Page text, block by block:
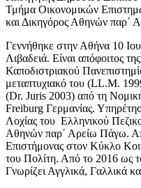
Τμήμα Οικονομικών
και Δικηγόρος Αθηνών παρ΄
Γεννήθηκε στην Αθήνα 10
Λιβαδειά. Είναι απόφοιτος
Καποδιστριακού
μεταπτυχιακό του (LL.M.
(Dr. Juris 2003) από τη
Freiburg Γερμανίας.
Λοχίας του Ελληνικού
Αθηνών παρ΄ Αρείω Πάγω.
Επιστήμονας στον Κύκλο
του Πολίτη. Από το 2016 ως
Γνωρίζει Αγγλικά, Γαλλικά